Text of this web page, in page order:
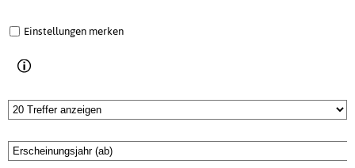
Einstellungen merken